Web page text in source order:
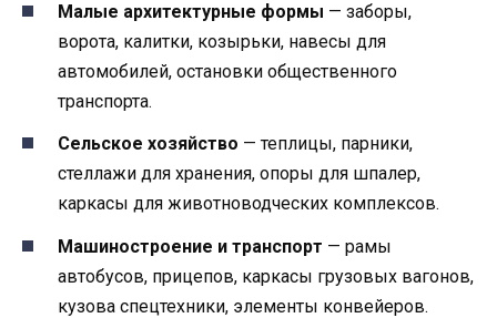
Малые архитектурные формы — заборы,
ворота, калитки, козырьки, навесы для
автомобилей, остановки общественного
транспорта.
Сельское хозяйство — теплицы, парники,
стеллажи для хранения, опоры для шпалер,
каркасы для животноводческих комплексов.
Машиностроение и транспорт — рамы
автобусов, прицепов, каркасы грузовых вагонов,
кузова спецтехники, элементы конвейеров.